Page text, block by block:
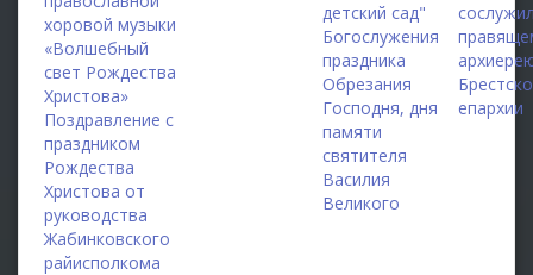
хоровой музыки
«Волшебный
свет Рождества
Христова»
Поздравление с
праздником
Рождества
Христова от
руководства
Жабинковского
райисполкома
детский сад"
Богослужения
праздника
Обрезания
Господня, дня
памяти
святителя
Василия
Великого
епархии